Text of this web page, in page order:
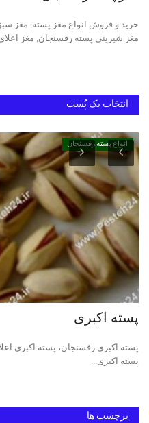
دانستنیهای پـسـتـه رفسنجان
خرید و فروش انواع مغز پسته, مغز
مغز شیرینی پسته رفسنجان, مغز
انتخاب یک پُست
انواع پسته رفسنجان
پسته اکبری
پسته اکبری رفسنجان، پسته اکبری
پسته اکبری...
برچسب ها